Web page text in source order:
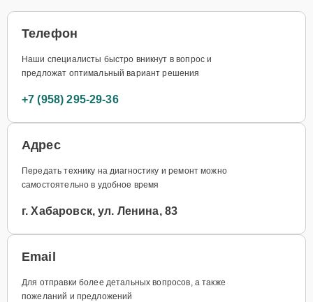
Телефон
Наши специалисты быстро вникнут в вопрос и
предложат оптимальный вариант решения
+7 (958) 295-29-36
Адрес
Передать технику на диагностику и ремонт можно
самостоятельно в удобное время
г. Хабаровск, ул. Ленина, 83
Email
Для отправки более детальных вопросов, а также
пожеланий и предложений